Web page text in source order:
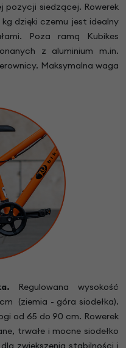
pozycji siedzącej. Rowerek
kg dzięki czemu jest idealny
Poza ramą Kubikes
z aluminium m.in.
Maksymalna waga
Regulowana wysokość
(ziemia - góra siodełka).
od 65 do 90 cm. Rowerek
trwałe i mocne siodełko
zwiększenia stabilności i